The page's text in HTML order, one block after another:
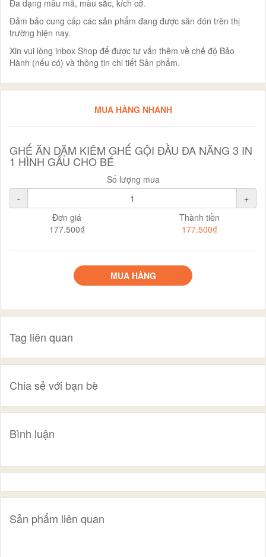
Đa dạng mẫu mã, màu sắc, kích cỡ.
Đảm bảo cung cấp các sản phẩm đang được săn đón trên thị
trường hiện nay.
Xin vui lòng inbox Shop để được tư vấn thêm về chế độ Bảo
Hành (nếu có) và thông tin chi tiết Sản phẩm.
MUA HÀNG NHANH
GHẾ ĂN DẶM KIÊM GHẾ GỘI ĐẦU ĐA NĂNG 3 IN
1 HÌNH GẤU CHO BÉ
Số lượng mua
-
+
Đơn giá
177.500₫
Thành tiền
177.500₫
MUA HÀNG
Tag liên quan
Chia sẻ với bạn bè
Bình luận
Sản phẩm liên quan